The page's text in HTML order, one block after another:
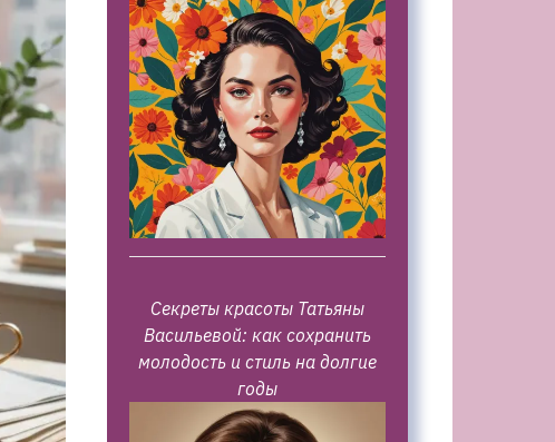
Секреты красоты Татьяны
Васильевой: как сохранить
молодость и стиль на долгие
годы